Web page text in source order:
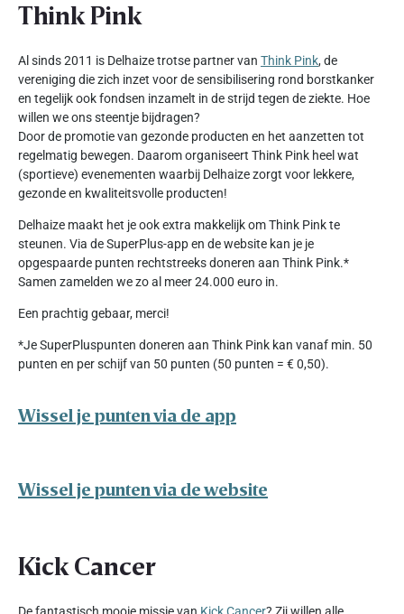
Think Pink
Al sinds 2011 is Delhaize trotse partner van Think Pink, de
vereniging die zich inzet voor de sensibilisering rond borstkanker
en tegelijk ook fondsen inzamelt in de strijd tegen de ziekte. Hoe
willen we ons steentje bijdragen?
Door de promotie van gezonde producten en het aanzetten tot
regelmatig bewegen. Daarom organiseert Think Pink heel wat
(sportieve) evenementen waarbij Delhaize zorgt voor lekkere,
gezonde en kwaliteitsvolle producten!
Delhaize maakt het je ook extra makkelijk om Think Pink te
steunen. Via de SuperPlus-app en de website kan je je
opgespaarde punten rechtstreeks doneren aan Think Pink.*
Samen zamelden we zo al meer 24.000 euro in.
Een prachtig gebaar, merci!
*Je SuperPluspunten doneren aan Think Pink kan vanaf min. 50
punten en per schijf van 50 punten (50 punten = € 0,50).
Wissel je punten via de app
Wissel je punten via de website
Kick Cancer